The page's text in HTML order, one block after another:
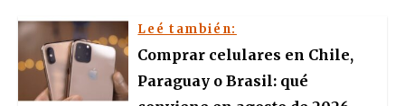
Leé también:
Comprar celulares en Chile,
Paraguay o Brasil: qué